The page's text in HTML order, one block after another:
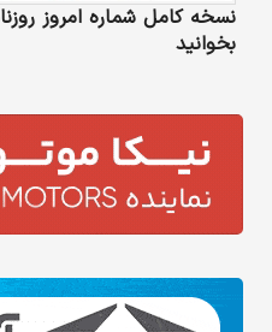
نسخه کامل شماره امروز
بخوانید